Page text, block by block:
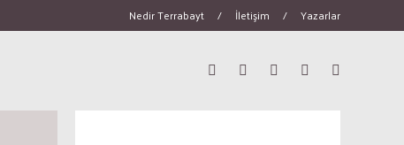
Nedir Terrabayt / İletişim / Yazarlar